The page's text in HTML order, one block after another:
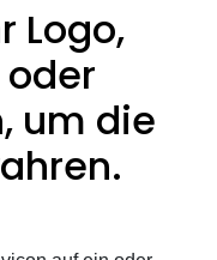
Logo,
um die